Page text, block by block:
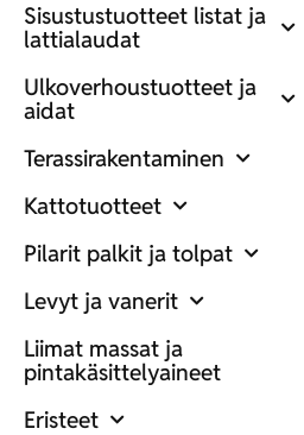
Sisustustuotteet listat ja
lattialaudat
Ulkoverhoustuotteet ja
aidat
Terassirakentaminen
Kattotuotteet
Pilarit palkit ja tolpat
Levyt ja vanerit
Liimat massat ja
pintakäsittelyaineet
Eristeet